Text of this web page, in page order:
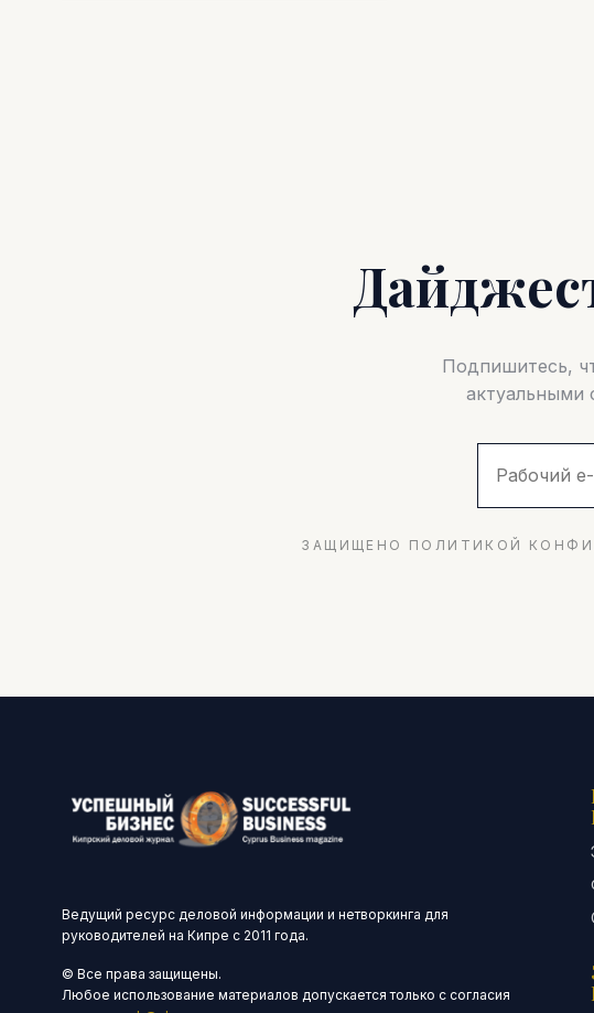
Подпишитесь,
актуальными
ЗАЩИЩЕНО ПОЛИТИКОЙ
Ведущий ресурс деловой информации и нетворкинга для
руководителей на Кипре с 2011 года.
© Все права защищены.
Любое использование материалов допускается только с согласия